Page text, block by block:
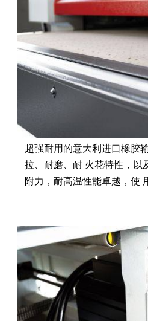
超强耐用的意大利进口橡胶
拉、耐磨、耐 火花特性，以
附力，耐高温性能卓越，使